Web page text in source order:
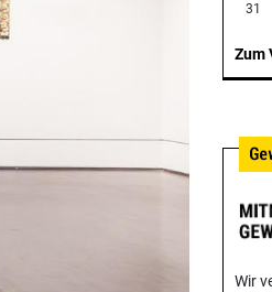
31
Zum
Wir